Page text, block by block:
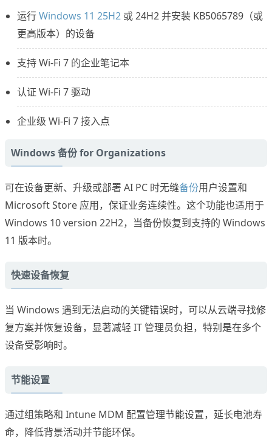
运行Windows 11 25H2 或 24H2 并安装 KB5065789（或
更高版本）的设备
支持 Wi-Fi 7 的企业笔记本
认证 Wi-Fi 7 驱动
企业级 Wi-Fi 7 接入点
Windows 备份 for Organizations
可在设备更新、升级或部署 AI PC 时无缝备份用户设置和
Microsoft Store 应用，保证业务连续性。这个功能也适用于
Windows 10 version 22H2，当备份恢复到支持的 Windows
11 版本时。
快速设备恢复
当 Windows 遇到无法启动的关键错误时，可以从云端寻找修
复方案并恢复设备，显著减轻 IT 管理员负担，特别是在多个
设备受影响时。
节能设置
通过组策略和 Intune MDM 配置管理节能设置，延长电池寿
命，降低背景活动并节能环保。